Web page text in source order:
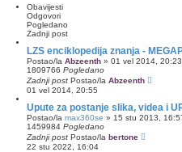
kr
e
t
r
a
i
v
a
n
j
Obavijesti
Odgovori
Pogledano
Zadnji post
LZS enciklopedija znanja -
Postao/la Abzeenth » 01 vel 2014, 20:23
1809766 Pogledano
Zadnji post Postao/la Abzeenth
01 vel 2014, 20:55
Upute za postanje slika, videa i
Postao/la max360se » 15 stu 2013,
1459984 Pogledano
Zadnji post Postao/la bertone
22 stu 2022, 16:04